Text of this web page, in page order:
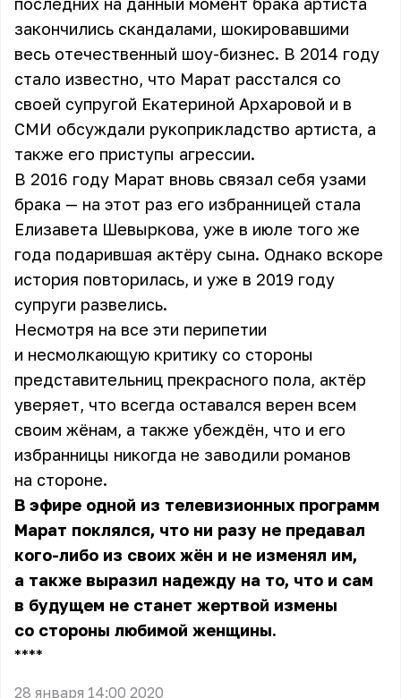
закончились скандалами, шокировавшими
весь отечественный шоу-бизнес. В 2014 году
стало известно, что Марат расстался со
своей супругой Екатериной Архаровой и в
СМИ обсуждали рукоприкладство артиста, а
также его приступы агрессии.
В 2016 году Марат вновь связал себя узами
брака — на этот раз его избранницей стала
Елизавета Шевыркова, уже в июле того же
года подарившая актёру сына. Однако вскоре
история повторилась, и уже в 2019 году
супруги развелись.
Несмотря на все эти перипетии
и несмолкающую критику со стороны
представительниц прекрасного пола, актёр
уверяет, что всегда оставался верен всем
своим жёнам, а также убеждён, что и его
избранницы никогда не заводили романов
на стороне.
В эфире одной из телевизионных программ
Марат поклялся, что ни разу не предавал
кого-либо из своих жён и не изменял им,
а также выразил надежду на то, что и сам
в будущем не станет жертвой измены
со стороны любимой женщины.
** **
28 января 14:00 2020